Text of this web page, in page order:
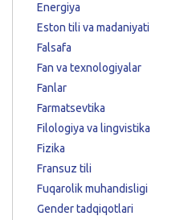
Energiya
Eston tili va madaniyati
Falsafa
Fan va texnologiyalar
Fanlar
Farmatsevtika
Filologiya va lingvistika
Fizika
Fransuz tili
Fuqarolik muhandisligi
Gender tadqiqotlari